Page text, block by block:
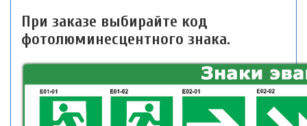
При заказе выбирайте код
фотолюминесцентного знака.